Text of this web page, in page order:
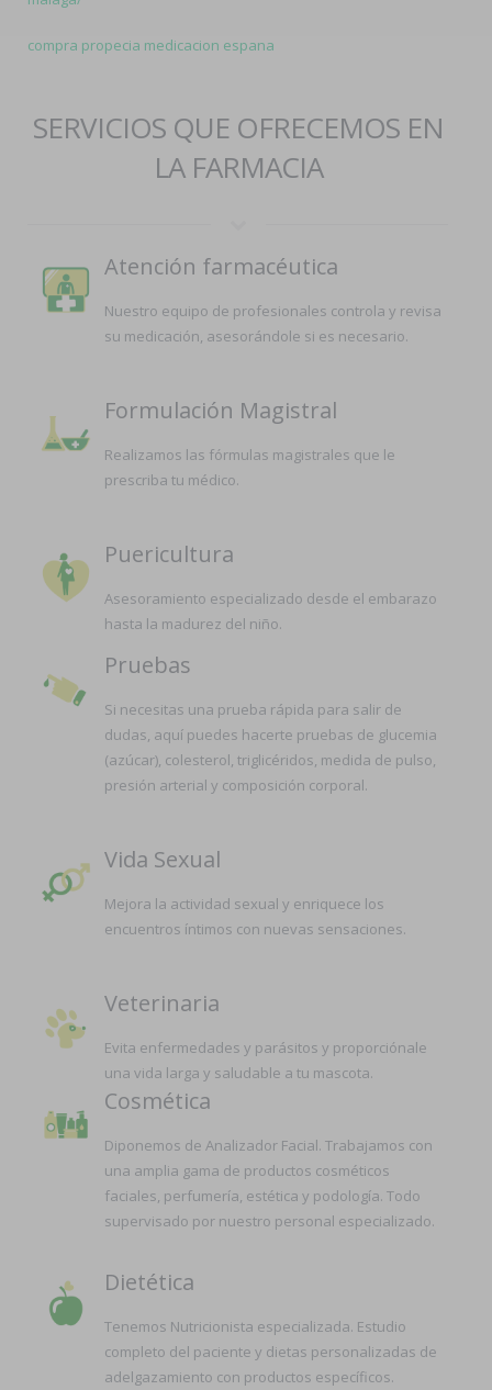
compra propecia medicacion espana
SERVICIOS QUE OFRECEMOS EN
LA FARMACIA
Atención farmacéutica
Nuestro equipo de profesionales controla y revisa
su medicación, asesorándole si es necesario.
Formulación Magistral
Realizamos las fórmulas magistrales que le
prescriba tu médico.
Puericultura
Asesoramiento especializado desde el embarazo
hasta la madurez del niño.
Pruebas
Si necesitas una prueba rápida para salir de
dudas, aquí puedes hacerte pruebas de glucemia
(azúcar), colesterol, triglicéridos, medida de pulso,
presión arterial y composición corporal.
Vida Sexual
Mejora la actividad sexual y enriquece los
encuentros íntimos con nuevas sensaciones.
Veterinaria
Evita enfermedades y parásitos y proporciónale
una vida larga y saludable a tu mascota.
Cosmética
Diponemos de Analizador Facial. Trabajamos con
una amplia gama de productos cosméticos
faciales, perfumería, estética y podología. Todo
supervisado por nuestro personal especializado.
Dietética
Tenemos Nutricionista especializada. Estudio
completo del paciente y dietas personalizadas de
adelgazamiento con productos específicos.